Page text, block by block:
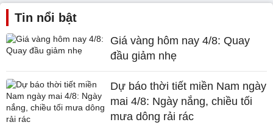
Tin nổi bật
Giá vàng hôm nay 4/8: Quay
đầu giảm nhẹ
Dự báo thời tiết miền Nam ngày
mai 4/8: Ngày nắng, chiều tối
mưa dông rải rác